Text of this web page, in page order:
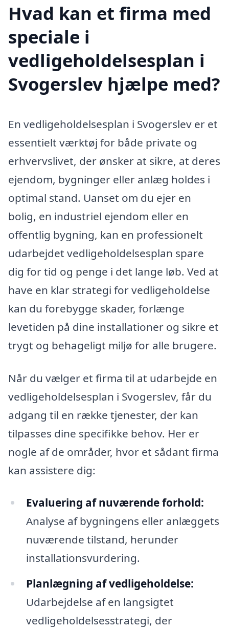
Hvad kan et firma med
speciale i
vedligeholdelsesplan i
Svogerslev hjælpe med?
En vedligeholdelsesplan i Svogerslev er et
essentielt værktøj for både private og
erhvervslivet, der ønsker at sikre, at deres
ejendom, bygninger eller anlæg holdes i
optimal stand. Uanset om du ejer en
bolig, en industriel ejendom eller en
offentlig bygning, kan en professionelt
udarbejdet vedligeholdelsesplan spare
dig for tid og penge i det lange løb. Ved at
have en klar strategi for vedligeholdelse
kan du forebygge skader, forlænge
levetiden på dine installationer og sikre et
trygt og behageligt miljø for alle brugere.
Når du vælger et firma til at udarbejde en
vedligeholdelsesplan i Svogerslev, får du
adgang til en række tjenester, der kan
tilpasses dine specifikke behov. Her er
nogle af de områder, hvor et sådant firma
kan assistere dig:
Evaluering af nuværende forhold:
Analyse af bygningens eller anlæggets
nuværende tilstand, herunder
installationsvurdering.
Planlægning af vedligeholdelse:
Udarbejdelse af en langsigtet
vedligeholdelsesstrategi, der